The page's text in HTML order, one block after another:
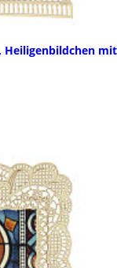
Heiligenbildchen mit